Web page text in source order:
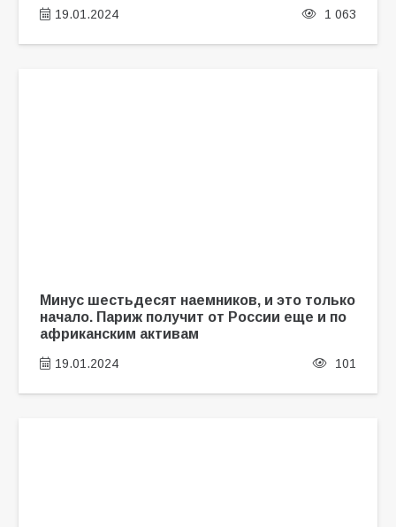
19.01.2024 1 063
Минус шестьдесят наемников, и это только
начало. Париж получит от России еще и по
африканским активам
19.01.2024 101